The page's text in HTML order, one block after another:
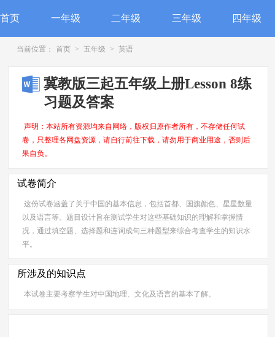
首页 一年级 二年级 三年级 四年级
当前位置： 首页 > 五年级 > 英语
冀教版三起五年级上册Lesson 8练
习题及答案
声明：本站所有资源均来自网络，版权归原作者所有，不存储任何试
卷，只整理各网盘资源，请自行前往下载，请勿用于商业用途，否则后
果自负。
试卷简介
这份试卷涵盖了关于中国的基本信息，包括首都、国旗颜色、星星数量
以及语言等。题目设计旨在测试学生对这些基础知识的理解和掌握情
况，通过填空题、选择题和连词成句三种题型来综合考查学生的知识水
平。
所涉及的知识点
本试卷主要考察学生对中国地理、文化及语言的基本了解。